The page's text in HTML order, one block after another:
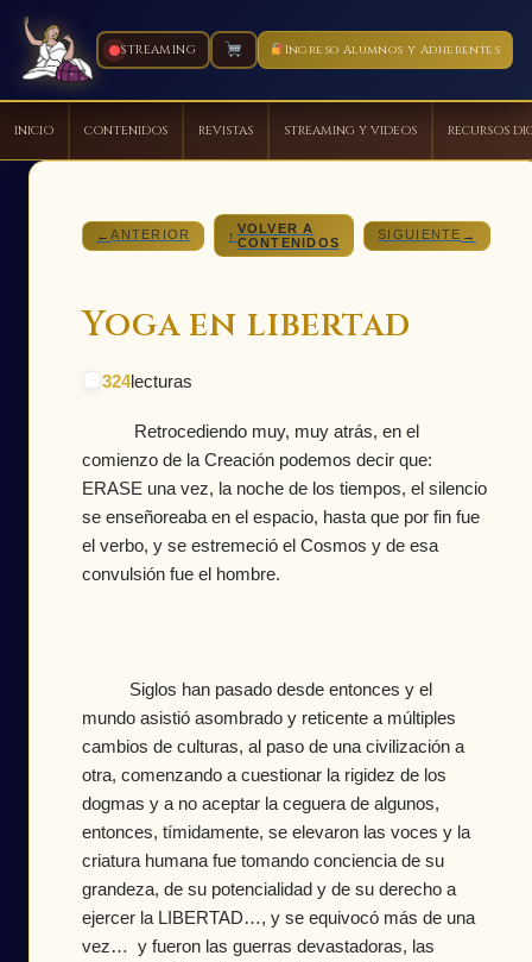
STREAMING Ingreso Alumnos y Adherentes
INICIO CONTENIDOS REVISTAS STREAMING Y VIDEOS RECURSOS
←ANTERIOR ↑VOLVER A
CONTENIDOS
SIGUIENTE →
Yoga en libertad
324lecturas
Retrocediendo muy, muy atrás, en el
comienzo de la Creación podemos decir que:
ERASE una vez, la noche de los tiempos, el silencio
se enseñoreaba en el espacio, hasta que por fin fue
el verbo, y se estremeció el Cosmos y de esa
convulsión fue el hombre.
Siglos han pasado desde entonces y el
mundo asistió asombrado y reticente a múltiples
cambios de culturas, al paso de una civilización a
otra, comenzando a cuestionar la rigidez de los
dogmas y a no aceptar la ceguera de algunos,
entonces, tímidamente, se elevaron las voces y la
criatura humana fue tomando conciencia de su
grandeza, de su potencialidad y de su derecho a
ejercer la LIBERTAD…, y se equivocó más de una
vez… y fueron las guerras devastadoras, las